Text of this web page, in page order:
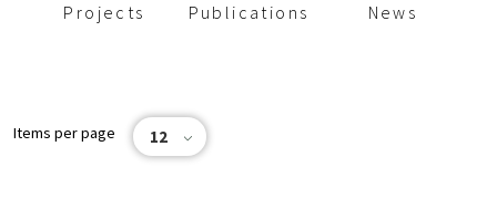
Projects Publications News
Items per page 12